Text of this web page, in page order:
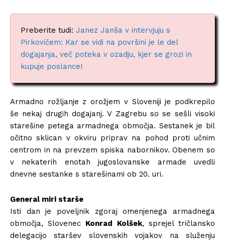
Preberite tudi: Janez Janša v intervjuju s
Pirkovičem: Kar se vidi na površini je le del
dogajanja, več poteka v ozadju, kjer se grozi in
kupuje poslance!
Armadno rožljanje z orožjem v Sloveniji je podkrepilo
še nekaj drugih dogajanj. V Zagrebu so se sešli visoki
starešine petega armadnega območja. Sestanek je bil
očitno sklican v okviru priprav na pohod proti učnim
centrom in na prevzem spiska nabornikov. Obenem so
v nekaterih enotah jugoslovanske armade uvedli
dnevne sestanke s starešinami ob 20. uri.
General miri starše
Isti dan je poveljnik zgoraj omenjenega armadnega
območja, Slovenec Konrad Kolšek, sprejel tričlansko
delegacijo staršev slovenskih vojakov na služenju